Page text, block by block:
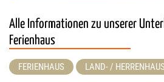
Alle Informationen zu unserer
Ferienhaus
FERIENHAUS LAND- /